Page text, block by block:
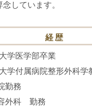
しています。
経歴
学医学部卒業
学付属病院整形外科学
勤務
外科 勤務